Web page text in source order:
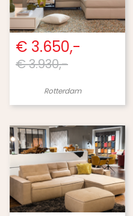
€ 3.650,-
€ 3.930,-
Rotterdam